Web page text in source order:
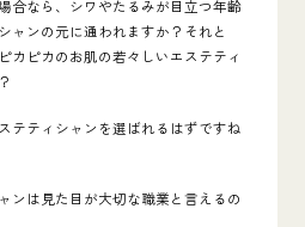
合なら、シワやたるみが目立つ年齢
ャンの元に通われますか？それと
カピカのお肌の若々しいエステティ
テティシャンを選ばれるはずですね
ンは見た目が大切な職業と言えるの